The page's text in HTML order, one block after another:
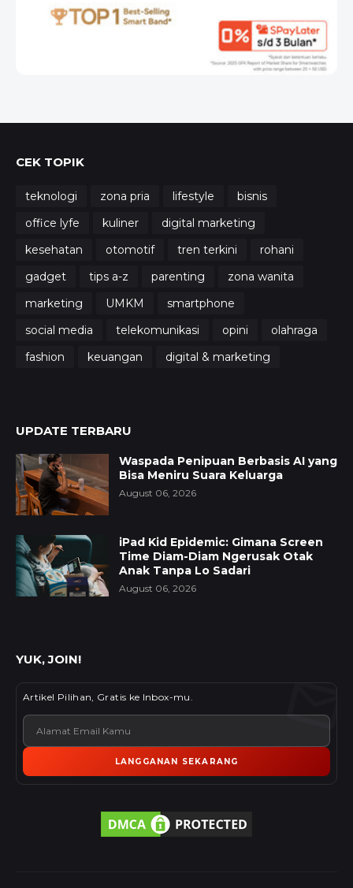
CEK TOPIK
teknologi zona pria lifestyle
bisnis
office lyfe
kuliner
digital marketing
kesehatan
otomotif tren terkini
rohani
gadget
tips a-z parenting
zona wanita
marketing
UMKM
smartphone
social media
telekomunikasi opini
olahraga
fashion
keuangan digital & marketing
UPDATE TERBARU
Waspada Penipuan Berbasis AI yang
Bisa Meniru Suara Keluarga
August 06, 2026
iPad Kid Epidemic: Gimana Screen
Time Diam-Diam Ngerusak Otak
Anak Tanpa Lo Sadari
August 06, 2026
YUK, JOIN!
Artikel Pilihan, Gratis ke Inbox-mu.
LANGGANAN SEKARANG